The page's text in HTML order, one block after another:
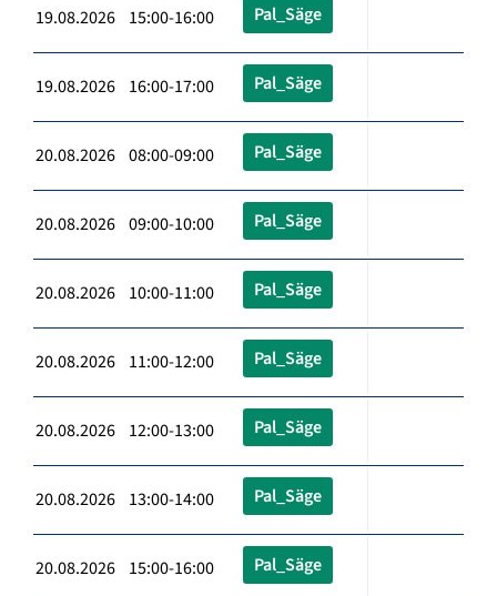
19.08.2026 15:00-16:00 Pal_Säge
19.08.2026 16:00-17:00 Pal_Säge
20.08.2026 08:00-09:00 Pal_Säge
20.08.2026 09:00-10:00 Pal_Säge
20.08.2026 10:00-11:00 Pal_Säge
20.08.2026 11:00-12:00 Pal_Säge
20.08.2026 12:00-13:00 Pal_Säge
20.08.2026 13:00-14:00 Pal_Säge
20.08.2026 15:00-16:00 Pal_Säge